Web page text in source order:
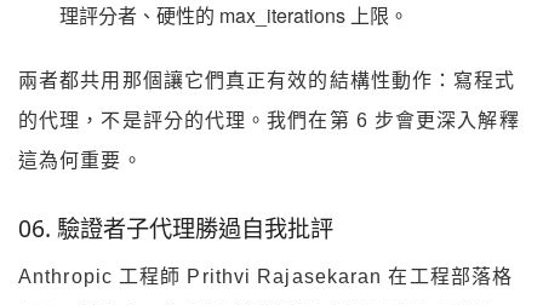
理評分者、硬性的 max_iterations 上限。
兩者都共用那個讓它們真正有效的結構性動作：寫程式
的代理，不是評分的代理。我們在第 6 步會更深入解釋
這為何重要。
06. 驗證者子代理勝過自我批評
Anthropic 工程師 Prithvi Rajasekaran 在工程部落格